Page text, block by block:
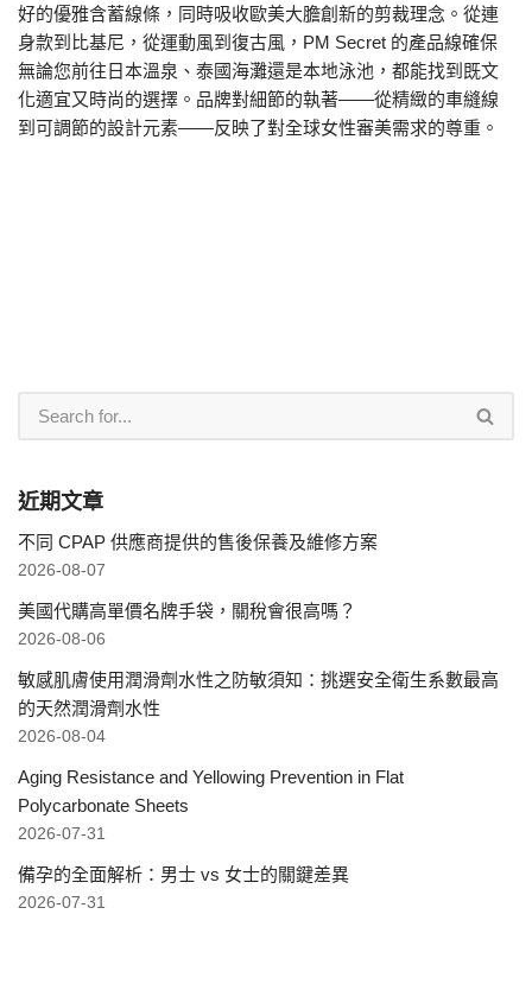
好的優雅含蓄線條，同時吸收歐美大膽創新的剪裁理念。從連
身款到比基尼，從運動風到復古風，PM Secret 的產品線確保
無論您前往日本溫泉、泰國海灘還是本地泳池，都能找到既文
化適宜又時尚的選擇。品牌對細節的執著——從精緻的車縫線
到可調節的設計元素——反映了對全球女性審美需求的尊重。
近期文章
不同 CPAP 供應商提供的售後保養及維修方案
2026-08-07
美國代購高單價名牌手袋，關稅會很高嗎？
2026-08-06
敏感肌膚使用潤滑劑水性之防敏須知：挑選安全衛生系數最高
的天然潤滑劑水性
2026-08-04
Aging Resistance and Yellowing Prevention in Flat
Polycarbonate Sheets
2026-07-31
備孕的全面解析：男士 vs 女士的關鍵差異
2026-07-31